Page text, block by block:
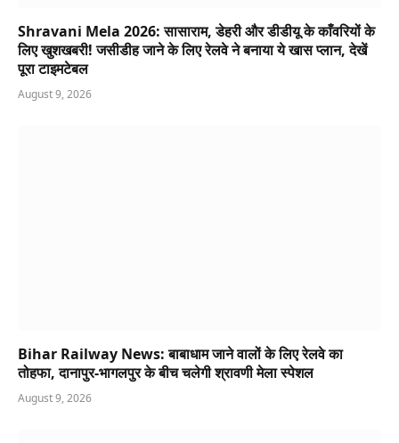
Shravani Mela 2026: सासाराम, डेहरी और डीडीयू के काँवरियों के
लिए खुशखबरी! जसीडीह जाने के लिए रेलवे ने बनाया ये खास प्लान, देखें
पूरा टाइमटेबल
August 9, 2026
Bihar Railway News: बाबाधाम जाने वालों के लिए रेलवे का
तोहफा, दानापुर-भागलपुर के बीच चलेगी श्रावणी मेला स्पेशल
August 9, 2026